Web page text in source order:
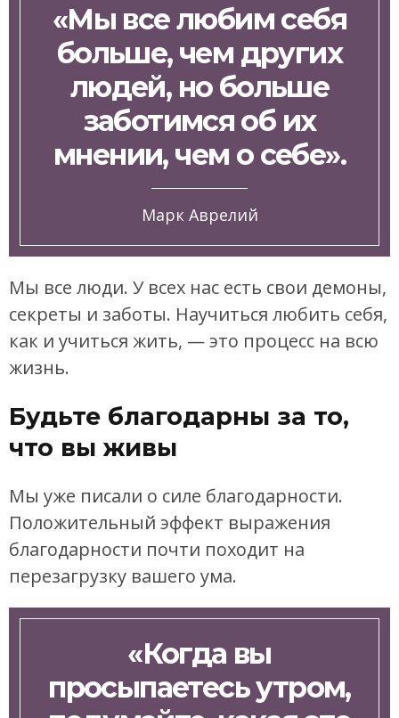
«Мы все любим себя
больше, чем других
людей, но больше
заботимся об их
мнении, чем о себе».
Марк Аврелий
Мы все люди. У всех нас есть свои демоны,
секреты и заботы. Научиться любить себя,
как и учиться жить, — это процесс на всю
жизнь.
Будьте благодарны за то,
что вы живы
Мы уже писали о силе благодарности.
Положительный эффект выражения
благодарности почти походит на
перезагрузку вашего ума.
«Когда вы
просыпаетесь утром,